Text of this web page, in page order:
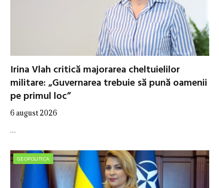
Irina Vlah critică majorarea cheltuielilor
militare: „Guvernarea trebuie să pună oamenii
pe primul loc”
6 august 2026
…
GEOPOLITICA